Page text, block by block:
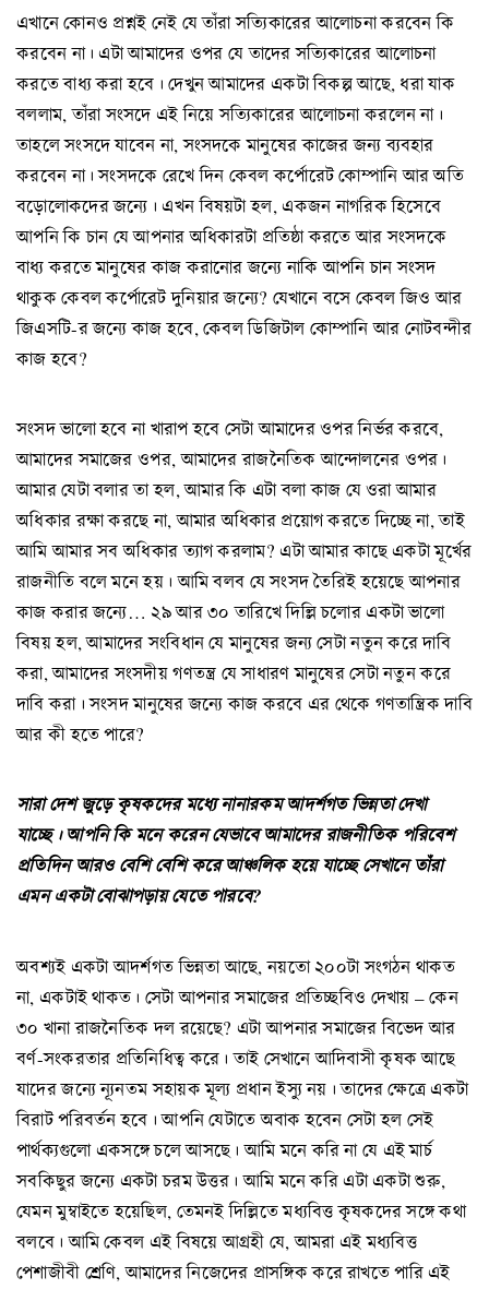
এখানে কোনও প্রশ্নই নেই যে তাঁরা সত্যিকারের আলোচনা করবেন কি
করবেন না। এটা আমাদের ওপর যে তাদের সত্যিকারের আলোচনা
করতে বাধ্য করা হবে। দেখুন আমাদের একটা বিকল্প আছে, ধরা যাক
বললাম, তাঁরা সংসদে এই নিয়ে সত্যিকারের আলোচনা করলেন না।
তাহলে সংসদে যাবেন না, সংসদকে মানুষের কাজের জন্য ব্যবহার
করবেন না। সংসদকে রেখে দিন কেবল কর্পোরেট কোম্পানি আর অতি
বড়োলোকদের জন্যে। এখন বিষয়টা হল, একজন নাগরিক হিসেবে
আপনি কি চান যে আপনার অধিকারটা প্রতিষ্ঠা করতে আর সংসদকে
বাধ্য করতে মানুষের কাজ করানোর জন্যে নাকি আপনি চান সংসদ
থাকুক কেবল কর্পোরেট দুনিয়ার জন্যে? যেখানে বসে কেবল জিও আর
জিএসটি-র জন্যে কাজ হবে, কেবল ডিজিটাল কোম্পানি আর নোটবন্দীর
কাজ হবে?
সংসদ ভালো হবে না খারাপ হবে সেটা আমাদের ওপর নির্ভর করবে,
আমাদের সমাজের ওপর, আমাদের রাজনৈতিক আন্দোলনের ওপর।
আমার যেটা বলার তা হল, আমার কি এটা বলা কাজ যে ওরা আমার
অধিকার রক্ষা করছে না, আমার অধিকার প্রয়োগ করতে দিচ্ছে না, তাই
আমি আমার সব অধিকার ত্যাগ করলাম? এটা আমার কাছে একটা মূর্খের
রাজনীতি বলে মনে হয়। আমি বলব যে সংসদ তৈরিই হয়েছে আপনার
কাজ করার জন্যে… ২৯ আর ৩০ তারিখে দিল্লি চলোর একটা ভালো
বিষয় হল, আমাদের সংবিধান যে মানুষের জন্য সেটা নতুন করে দাবি
করা, আমাদের সংসদীয় গণতন্ত্র যে সাধারণ মানুষের সেটা নতুন করে
দাবি করা। সংসদ মানুষের জন্যে কাজ করবে এর থেকে গণতান্ত্রিক দাবি
আর কী হতে পারে?
সারা দেশ জুড়ে কৃষকদের মধ্যে নানারকম আদর্শগত ভিন্নতা দেখা
যাচ্ছে। আপনি কি মনে করেন যেভাবে আমাদের রাজনীতিক পরিবেশ
প্রতিদিন আরও বেশি বেশি করে আঞ্চলিক হয়ে যাচ্ছে সেখানে তাঁরা
এমন একটা বোঝাপড়ায় যেতে পারবে?
অবশ্যই একটা আদর্শগত ভিন্নতা আছে, নয়তো ২০০টা সংগঠন থাকত
না, একটাই থাকত। সেটা আপনার সমাজের প্রতিচ্ছবিও দেখায় – কেন
৩০ খানা রাজনৈতিক দল রয়েছে? এটা আপনার সমাজের বিভেদ আর
বর্ণ-সংকরতার প্রতিনিধিত্ব করে। তাই সেখানে আদিবাসী কৃষক আছে
যাদের জন্যে ন্যূনতম সহায়ক মূল্য প্রধান ইস্যু নয়। তাদের ক্ষেত্রে একটা
বিরাট পরিবর্তন হবে। আপনি যেটাতে অবাক হবেন সেটা হল সেই
পার্থক্যগুলো একসঙ্গে চলে আসছে। আমি মনে করি না যে এই মার্চ
সবকিছুর জন্যে একটা চরম উত্তর। আমি মনে করি এটা একটা শুরু,
যেমন মুম্বাইতে হয়েছিল, তেমনই দিল্লিতে মধ্যবিত্ত কৃষকদের সঙ্গে কথা
বলবে। আমি কেবল এই বিষয়ে আগ্রহী যে, আমরা এই মধ্যবিত্ত
পেশাজীবী শ্রেণি, আমাদের নিজেদের প্রাসঙ্গিক করে রাখতে পারি এই